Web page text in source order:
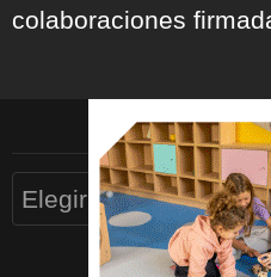
colaboraciones
Archivos